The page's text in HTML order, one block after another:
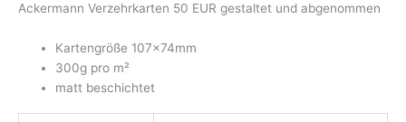
Ackermann Verzehrkarten 50 EUR gestaltet und abgenommen
Kartengröße 107x74mm
300g pro m²
matt beschichtet